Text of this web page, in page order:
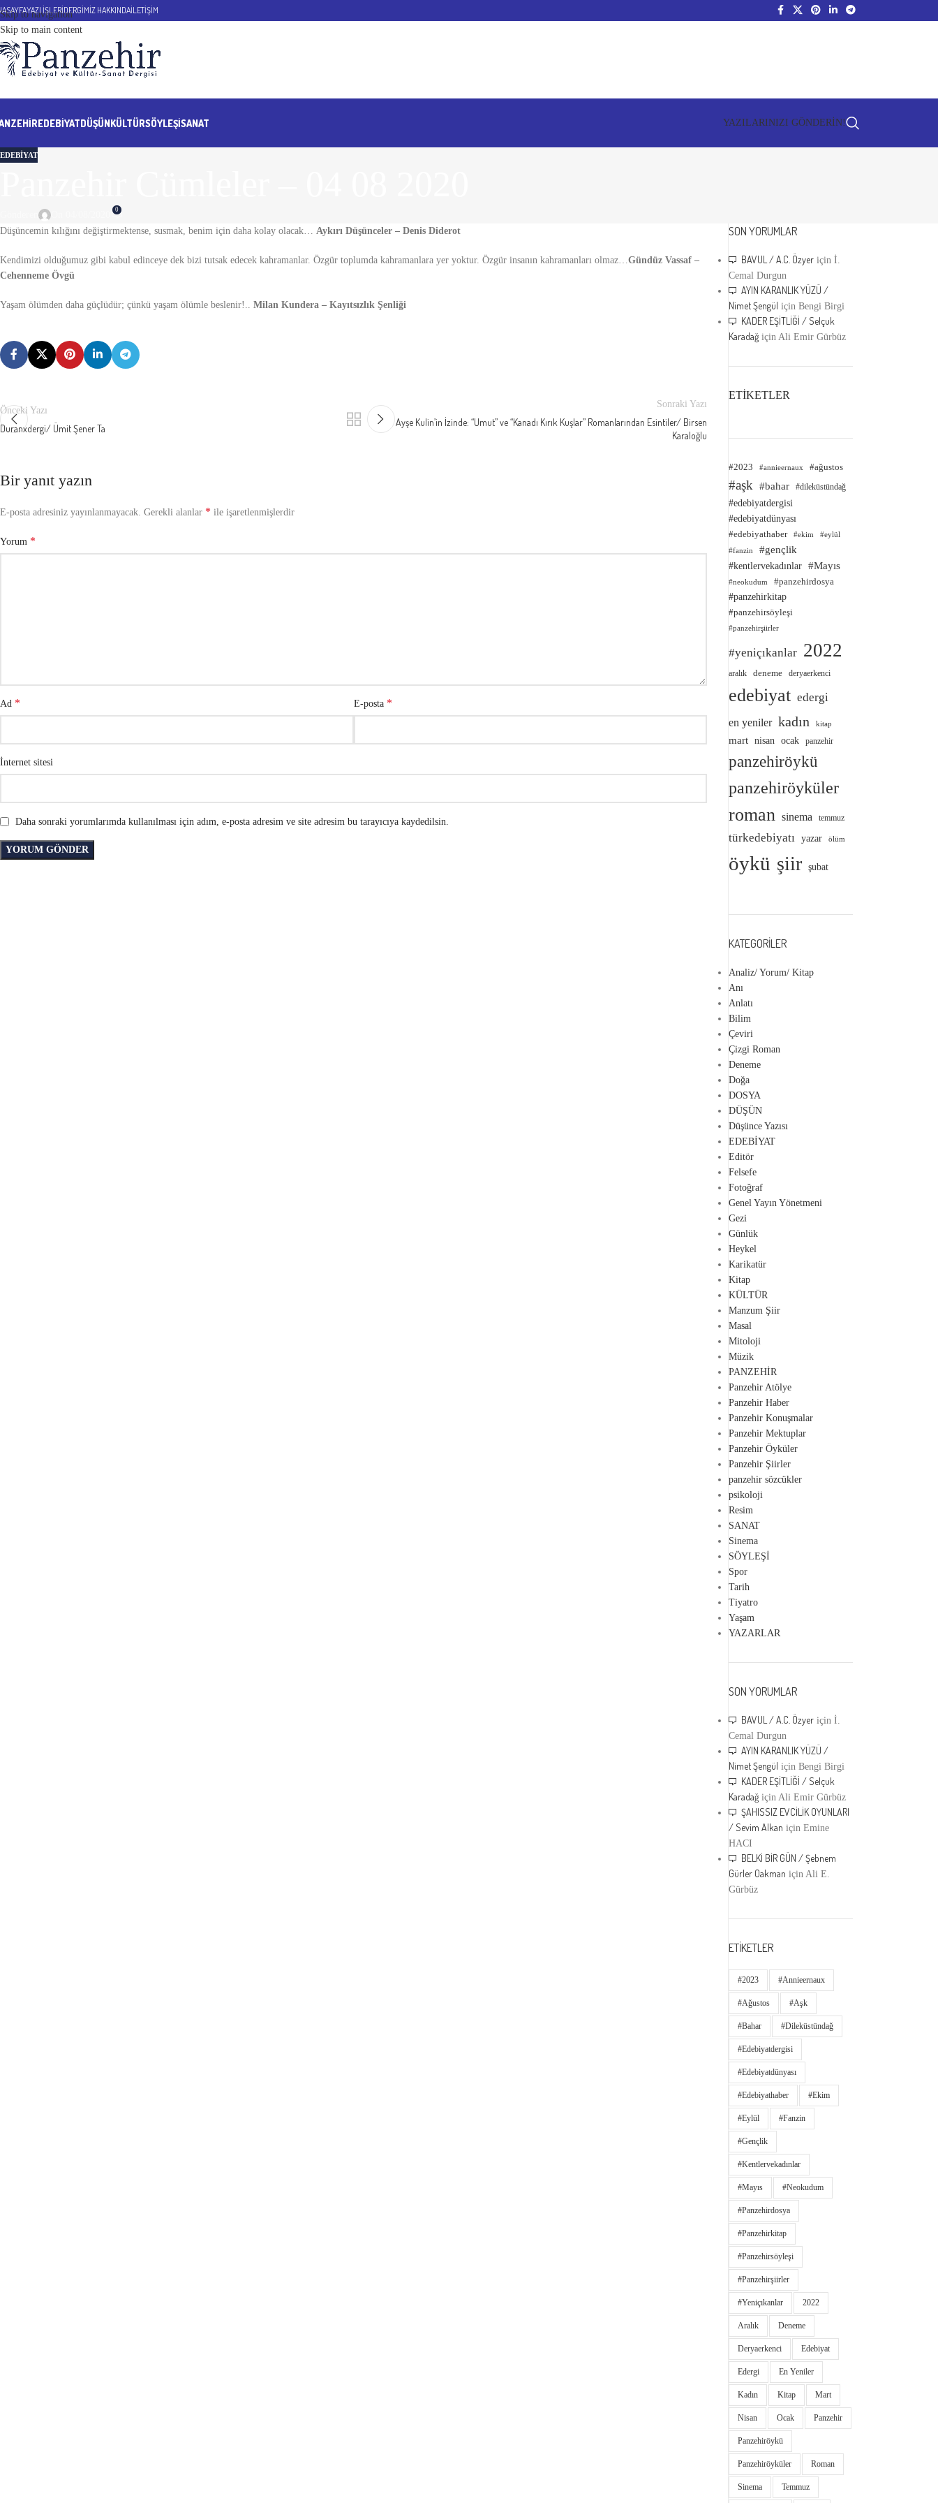
Skip to navigation
Skip to main content
YAZI İŞLERİDERGİMİZ HAKKINDAİLETİŞİM
EDEBİYATDÜŞÜNKÜLTÜRSÖYLEŞİSANAT YAZILARINIZI GÖNDERİN!
EDEBİYAT
0
Düşüncemin kılığını değiştirmektense, susmak, benim için daha kolay olacak… Aykırı Düşünceler – Denis Diderot
Kendimizi olduğumuz gibi kabul edinceye dek bizi tutsak edecek kahramanlar. Özgür toplumda kahramanlara yer yoktur. Özgür insanın kahramanları olmaz… Gündüz Vassaf –
Cehenneme Övgü
Yaşam ölümden daha güçlüdür; çünkü yaşam ölümle beslenir!.. Milan Kundera – Kayıtsızlık Şenliği
Önceki Yazı
Duranxdergi/ Ümit Şener Ta
Sonraki Yazı
Ayşe Kulin’in İzinde: “Umut” ve “Kanadı Kırık Kuşlar” Romanlarından Esintiler/ Birsen
Karaloğlu
Bir yanıt yazın
E-posta adresiniz yayınlanmayacak. Gerekli alanlar * ile işaretlenmişlerdir
Yorum *
Ad * E-posta *
İnternet sitesi
Daha sonraki yorumlarımda kullanılması için adım, e-posta adresim ve site adresim bu tarayıcıya kaydedilsin.
SON YORUMLAR
BAVUL / A.C. Özyer içinİ.
Cemal Durgun
AYIN KARANLIK YÜZÜ /
Nimet Şengül içinBengi Birgi
KADER EŞİTLİĞİ / Selçuk
Karadağ için Ali Emir Gürbüz
ETİKETLER
#2023 #annieernaux #ağustos
#aşk #bahar #dileküstündağ
#edebiyatdergisi
#edebiyatdünyası
#edebiyathaber #ekim #eylül
#fanzin
#gençlik
#kentlervekadınlar #Mayıs
#neokudum
#panzehirdosya
#panzehirkitap
#panzehirsöyleşi
#panzehirşiirler
#yeniçıkanlar 2022
aralık deneme deryaerkenci
edebiyat edergi
en yeniler kadın kitap
mart nisan ocak panzehir
panzehiröykü
panzehiröyküler
roman sinema temmuz
türkedebiyatı yazar ölüm
öykü şiir şubat
KATEGORILER
Analiz/ Yorum/ Kitap
Anı
Anlatı
Bilim
Çeviri
Çizgi Roman
Deneme
Doğa
DOSYA
DÜŞÜN
Düşünce Yazısı
EDEBİYAT
Editör
Felsefe
Fotoğraf
Genel Yayın Yönetmeni
Gezi
Günlük
Heykel
Karikatür
Kitap
KÜLTÜR
Manzum Şiir
Masal
Mitoloji
Müzik
PANZEHİR
Panzehir Atölye
Panzehir Haber
Panzehir Konuşmalar
Panzehir Mektuplar
Panzehir Öyküler
Panzehir Şiirler
panzehir sözcükler
psikoloji
Resim
SANAT
Sinema
SÖYLEŞİ
Spor
Tarih
Tiyatro
Yaşam
YAZARLAR
SON YORUMLAR
BAVUL / A.C. Özyer içinİ.
Cemal Durgun
AYIN KARANLIK YÜZÜ /
Nimet Şengül içinBengi Birgi
KADER EŞİTLİĞİ / Selçuk
Karadağ için Ali Emir Gürbüz
ŞAHISSIZ EVCİLİK OYUNLARI
/ Sevim Alkan içinEmine
HACI
BELKİ BİR GÜN / Şebnem
Gürler Oakman için Ali E.
Gürbüz
ETİKETLER
#2023 #annieernaux
#ağustos #aşk
#bahar #dileküstündağ
#edebiyatdergisi
#edebiyatdünyası
#edebiyathaber #ekim
#eylül #fanzin
#gençlik
#kentlervekadınlar
#Mayıs #neokudum
#panzehirdosya
#panzehirkitap
#panzehirsöyleşi
#panzehirşiirler
#yeniçıkanlar 2022
Aralık Deneme
Deryaerkenci Edebiyat
Edergi En Yeniler
Kadın Kitap Mart
Nisan Ocak Panzehir
Panzehiröykü
Panzehiröyküler Roman
Sinema Temmuz